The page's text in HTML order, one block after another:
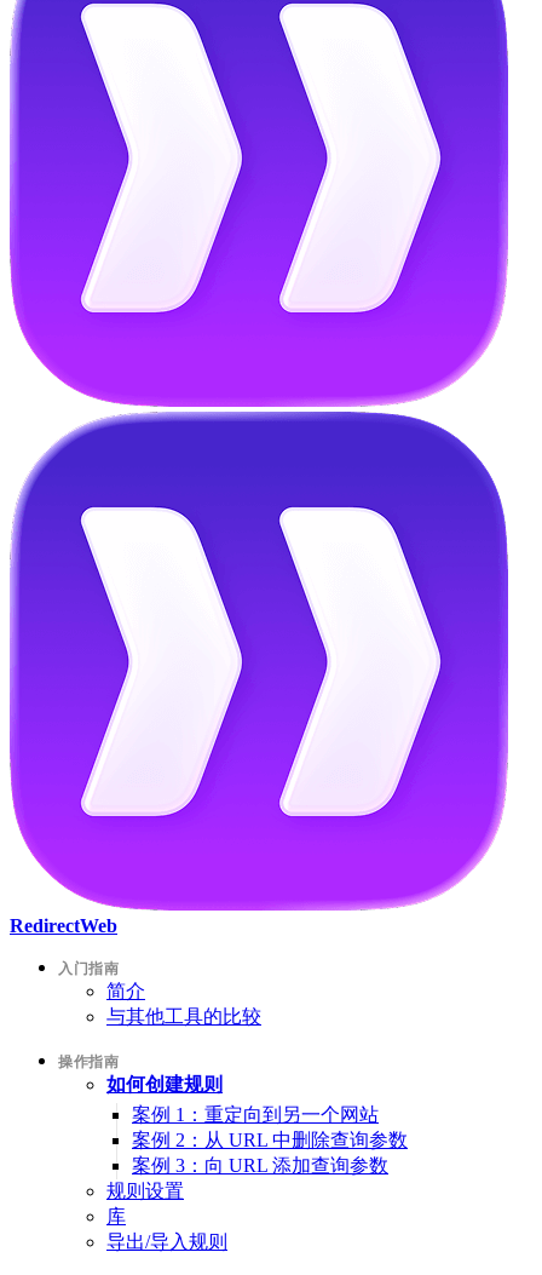
RedirectWeb
入门指南
简介
与其他工具的比较
操作指南
如何创建规则
案例 1：重定向到另一个网站
案例 2：从 URL 中删除查询参数
案例 3：向 URL 添加查询参数
规则设置
库
导出/导入规则